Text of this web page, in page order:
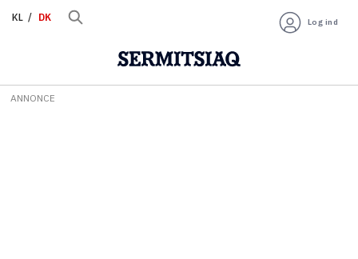
KL DK Log ind
ANNONCE